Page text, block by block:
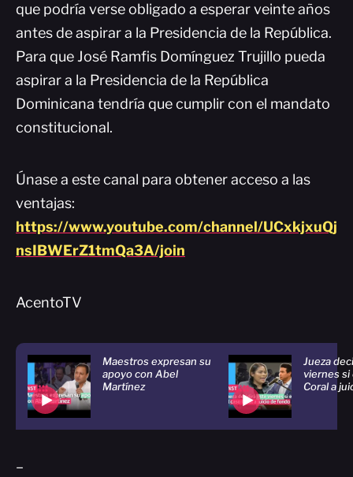
que podría verse obligado a esperar veinte años
antes de aspirar a la Presidencia de la República.
Para que José Ramfis Domínguez Trujillo pueda
aspirar a la Presidencia de la República
Dominicana tendría que cumplir con el mandato
constitucional.
Únase a este canal para obtener acceso a las
ventajas:
https://www.youtube.com/channel/UCxkjxuQj
nsIBWErZ1tmQa3A/join
AcentoTV
Maestros expresan su
apoyo con Abel
Martínez
Jueza
viernes si
Coral a
–